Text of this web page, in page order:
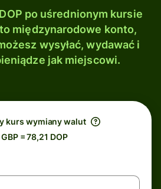
po uśrednionym kursie
międzynarodowe konto,
wysyłać, wydawać i
jak miejscowi.
kurs wymiany walut
GBP = 78,21 DOP